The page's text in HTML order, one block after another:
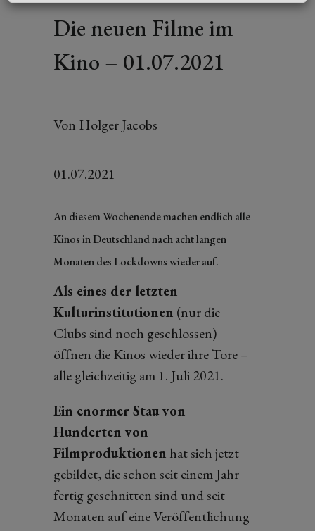
Die neuen Filme im
Kino – 01.07.2021
Von Holger Jacobs
01.07.2021
An diesem Wochenende machen endlich alle
Kinos in Deutschland nach acht langen
Monaten des Lockdowns wieder auf.
Als eines der letzten
Kulturinstitutionen (nur die
Clubs sind noch geschlossen)
öffnen die Kinos wieder ihre Tore –
alle gleichzeitig am 1. Juli 2021.
Ein enormer Stau von
Hunderten von
Filmproduktionen hat sich jetzt
gebildet, die schon seit einem Jahr
fertig geschnitten sind und seit
Monaten auf eine Veröffentlichung